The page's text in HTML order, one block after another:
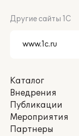
Другие сайты 1С
Каталог
Внедрения
Публикации
Мероприятия
Партнеры